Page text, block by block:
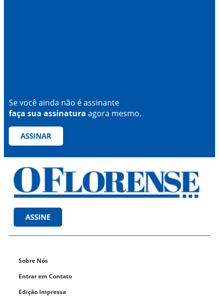
Se você ainda não é assinante
faça sua assinatura agora mesmo.
ASSINAR
ASSINE
Sobre Nós
Entrar em Contato
Edição Impressa